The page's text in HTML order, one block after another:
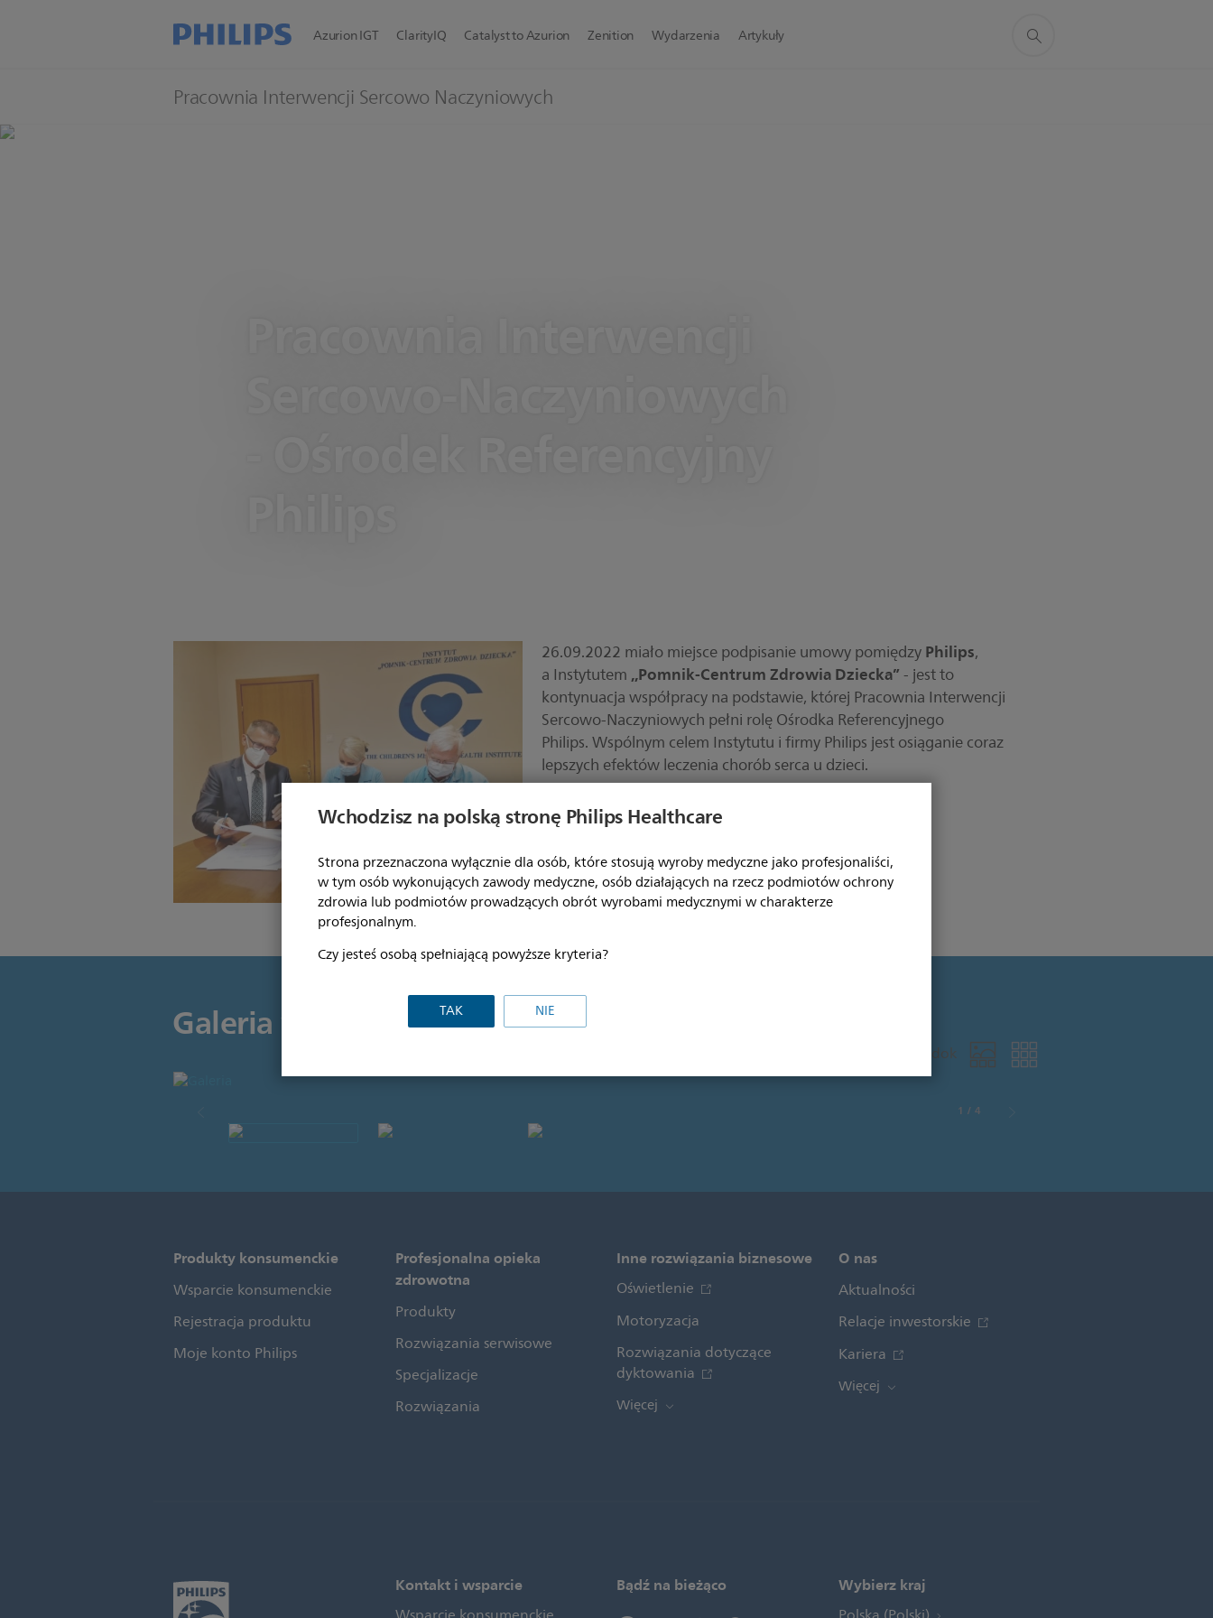
Wchodzisz na polską stronę Philips Healthcare
Strona przeznaczona wyłącznie dla osób, które stosują wyroby medyczne jako profesjonaliści,
w tym osób wykonujących zawody medyczne, osób działających na rzecz podmiotów ochrony
zdrowia lub podmiotów prowadzących obrót wyrobami medycznymi w charakterze
profesjonalnym.
Czy jesteś osobą spełniającą powyższe kryteria?
TAK NIE
Azurion IGT ClarityIQ Catalyst to Azurion Zenition Wydarzenia Artykuły
Pracownia Interwencji Sercowo Naczyniowych
26.09.2022 miało miejsce podpisanie umowy pomiędzyPhilips,
a Instytutem,,Pomnik-Centrum Zdrowia Dziecka”- jest to
kontynuacja współpracy na podstawie, której Pracownia Interwencji
Sercowo-Naczyniowych pełni rolę Ośrodka Referencyjnego
Philips. Wspólnym celem Instytutu i firmy Philips jest osiąganie coraz
lepszych efektów leczenia chorób serca u dzieci.
Galeria wydarzenia
Przełącz widok
1 / 4
Produkty konsumenckie
Wsparcie konsumenckie
Rejestracja produktu
Moje konto Philips
Profesjonalna opieka
zdrowotna
Produkty
Rozwiązania serwisowe
Specjalizacje
Rozwiązania
Inne rozwiązania biznesowe
Oświetlenie
Motoryzacja
Rozwiązania dotyczące
dyktowania
Więcej
O nas
Aktualności
Relacje inwestorskie
Kariera
Więcej
Kontakt i wsparcie Bądź na bieżąco Wybierz kraj